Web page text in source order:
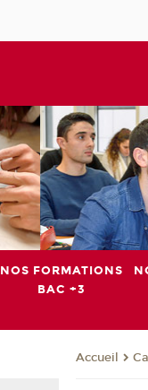
NOS FORMATIONS
BAC +3
Accueil